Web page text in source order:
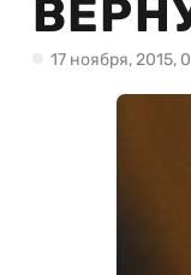
17 ноября, 2015,